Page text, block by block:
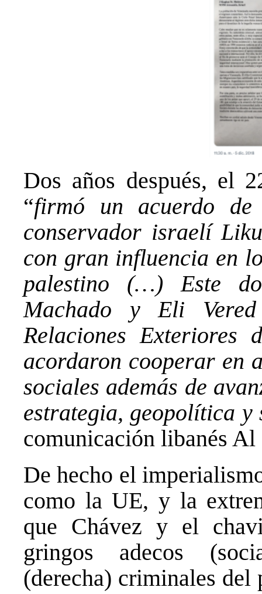
Dos años después, el
“firmó un acuerdo
conservador israelí
con gran influencia en
palestino (…) Este
Machado y Eli
Relaciones
acordaron cooperar en
sociales además de
estrategia, geopolítica
comunicación libanés Al
De hecho el
como la UE, y la
que Chávez y el
gringos adecos
(derecha) criminales